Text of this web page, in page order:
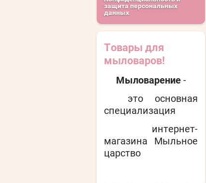
защита персональных
данных
Товары для
мыловаров!
Мыловарение-
это основная
специализация
интернет-
магазина Мыльное
царство